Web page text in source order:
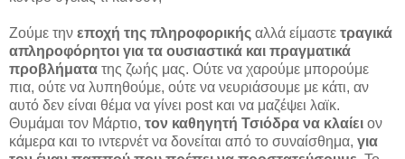
Ζούμε την εποχή της πληροφορικής αλλά είμαστε τραγικά
απληροφόρητοι για τα ουσιαστικά και πραγματικά
προβλήματα της ζωής μας. Ούτε να χαρούμε μπορούμε
πια, ούτε να λυπηθούμε, ούτε να νευριάσουμε με κάτι, αν
αυτό δεν είναι θέμα να γίνει post και να μαζέψει λαϊκ.
Θυμάμαι τον Μάρτιο, τον καθηγητή Τσιόδρα να κλαίει ον
κάμερα και το ιντερνέτ να δονείται από το συναίσθημα, για